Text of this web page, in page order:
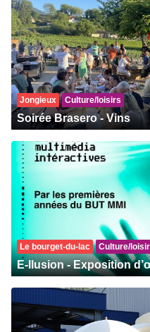
Jongieux Culture/loisirs
Soirée Brasero - Vins
Le bourget-du-lac Culture/
E-llusion - Exposition